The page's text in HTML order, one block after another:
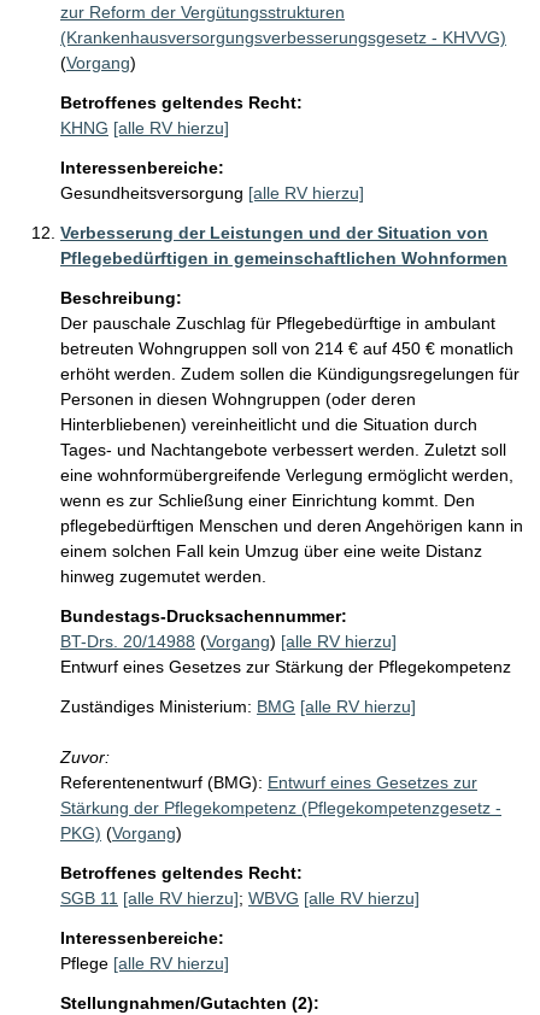
zur Reform der Vergütungsstrukturen
(Krankenhausversorgungsverbesserungsgesetz - KHVVG)
(Vorgang)
Betroffenes geltendes Recht:
KHNG [alle RV hierzu]
Interessenbereiche:
Gesundheitsversorgung [alle RV hierzu]
Verbesserung der Leistungen und der Situation von
Pflegebedürftigen in gemeinschaftlichen Wohnformen
Beschreibung:
Der pauschale Zuschlag für Pflegebedürftige in ambulant
betreuten Wohngruppen soll von 214 € auf 450 € monatlich
erhöht werden. Zudem sollen die Kündigungsregelungen für
Personen in diesen Wohngruppen (oder deren
Hinterbliebenen) vereinheitlicht und die Situation durch
Tages- und Nachtangebote verbessert werden. Zuletzt soll
eine wohnformübergreifende Verlegung ermöglicht werden,
wenn es zur Schließung einer Einrichtung kommt. Den
pflegebedürftigen Menschen und deren Angehörigen kann in
einem solchen Fall kein Umzug über eine weite Distanz
hinweg zugemutet werden.
Bundestags-Drucksachennummer:
BT-Drs. 20/14988 (Vorgang) [alle RV hierzu]
Entwurf eines Gesetzes zur Stärkung der Pflegekompetenz
Zuständiges Ministerium: BMG [alle RV hierzu]
Zuvor:
Referentenentwurf (BMG): Entwurf eines Gesetzes zur
Stärkung der Pflegekompetenz (Pflegekompetenzgesetz -
PKG) (Vorgang)
Betroffenes geltendes Recht:
SGB 11 [alle RV hierzu]; WBVG [alle RV hierzu]
Interessenbereiche:
Pflege [alle RV hierzu]
Stellungnahmen/Gutachten (2):